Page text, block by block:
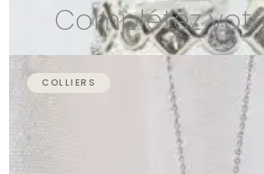
Complétez
COLLIERS